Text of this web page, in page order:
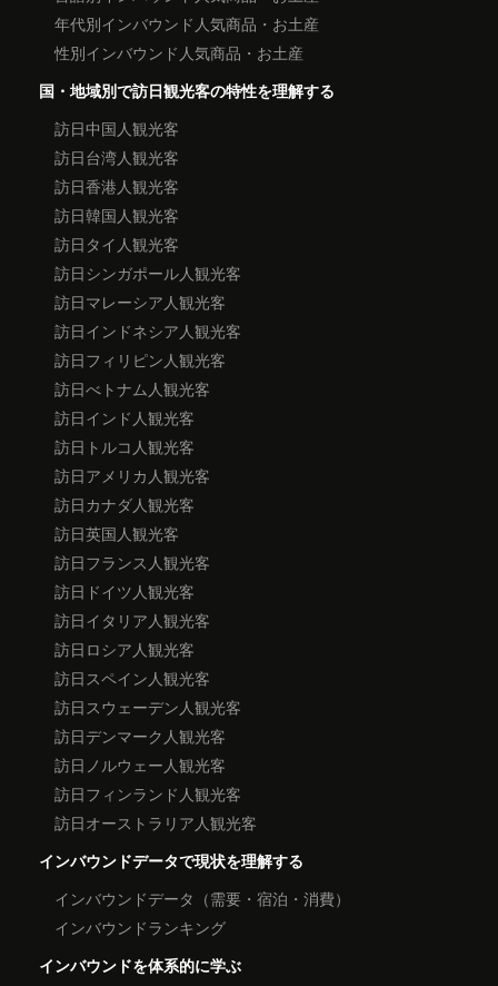
年代別インバウンド人気商品・お土産
性別インバウンド人気商品・お土産
国・地域別で訪日観光客の特性を理解する
訪日中国人観光客
訪日台湾人観光客
訪日香港人観光客
訪日韓国人観光客
訪日タイ人観光客
訪日シンガポール人観光客
訪日マレーシア人観光客
訪日インドネシア人観光客
訪日フィリピン人観光客
訪日べトナム人観光客
訪日インド人観光客
訪日トルコ人観光客
訪日アメリカ人観光客
訪日カナダ人観光客
訪日英国人観光客
訪日フランス人観光客
訪日ドイツ人観光客
訪日イタリア人観光客
訪日ロシア人観光客
訪日スペイン人観光客
訪日スウェーデン人観光客
訪日デンマーク人観光客
訪日ノルウェー人観光客
訪日フィンランド人観光客
訪日オーストラリア人観光客
インバウンドデータで現状を理解する
インバウンドデータ（需要・宿泊・消費）
インバウンドランキング
インバウンドを体系的に学ぶ